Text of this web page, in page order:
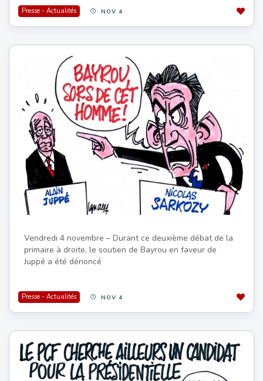
Presse - Actualités NOV 4
Vendredi 4 novembre – Durant ce deuxième débat de la
primaire à droite, le soutien de Bayrou en faveur de
Juppé a été dénoncé
Presse - Actualités NOV 4